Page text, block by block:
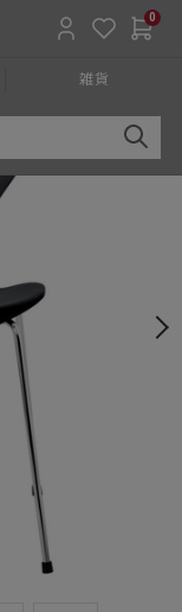
0
雑貨
ェア » アームレスチ